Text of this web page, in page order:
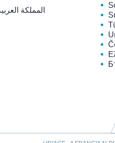
المملكة